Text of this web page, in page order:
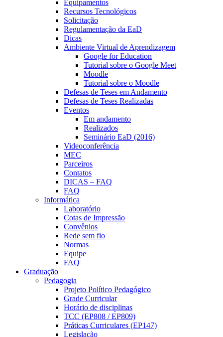
Equipamentos
Recursos Tecnológicos
Solicitação
Regulamentação da EaD
Dicas
Ambiente Virtual de Aprendizagem
Google for Education
Tutorial sobre o Google Meet
Moodle
Tutorial sobre o Moodle
Defesas de Teses em Andamento
Defesas de Teses Realizadas
Eventos
Em andamento
Realizados
Seminário EaD (2016)
Videoconferência
MEC
Parceiros
Contatos
DICAS – FAQ
FAQ
Informática
Laboratório
Cotas de Impressão
Convênios
Rede sem fio
Normas
Equipe
FAQ
Graduação
Pedagogia
Projeto Político Pedagógico
Grade Curricular
Horário de disciplinas
TCC (EP808 / EP809)
Práticas Curriculares (EP147)
Legislação